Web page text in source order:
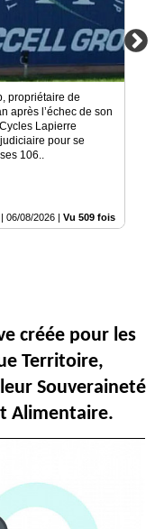
propriétaire de
après l’échec de son
Lapierre
pour se
106..
06/08/2026 Vu 509 fois
créée pour les
Territoire,
Souveraineté
Alimentaire.